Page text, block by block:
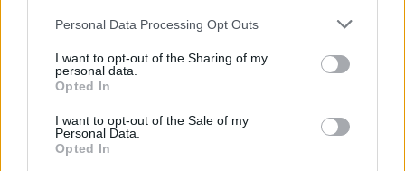
Personal Data Processing Opt Outs
I want to opt-out of the Sharing of my
personal data.
Opted In
I want to opt-out of the Sale of my
Personal Data.
Opted In